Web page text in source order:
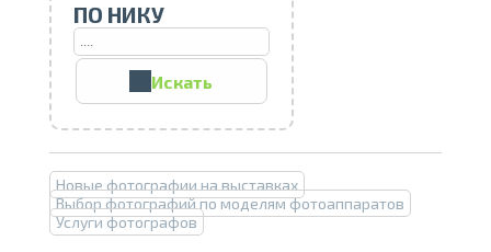
закажите онлайн
Различные форматы и виды
бумаги для ваших фотографий
Доставка по всей Латвии или
ПО НИКУ
Искать
Новые фотографии на выставках
Выбор фотографий по моделям фотоаппаратов
Услуги фотографов